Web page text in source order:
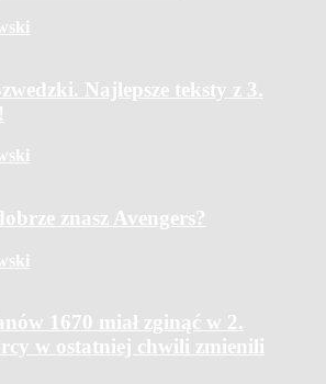
Najlepsze teksty z 3.
znasz Avengers?
1670 miał zginąć w 2.
w ostatniej chwili zmienili